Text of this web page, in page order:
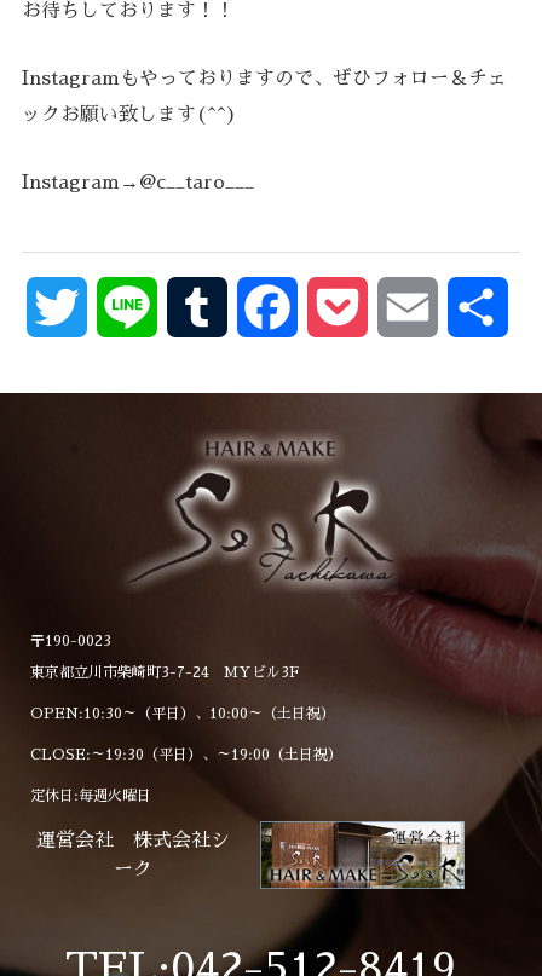
お待ちしております！！
Instagramもやっておりますので、ぜひフォロー＆チェ
ックお願い致します(^^)
Instagram→@c__taro___
Twitter Line Tumblr FacebookPocket Email
〒190-0023
東京都立川市柴崎町3-7-24 MYビル3F
OPEN:10:30～（平日）、10:00～（土日祝）
CLOSE:～19:30（平日）、～19:00（土日祝）
定休日:毎週火曜日
運営会社 株式会社シ
ーク